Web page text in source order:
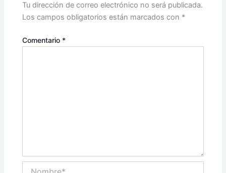
Tu dirección de correo electrónico no será publicada.
Los campos obligatorios están marcados con *
Comentario *